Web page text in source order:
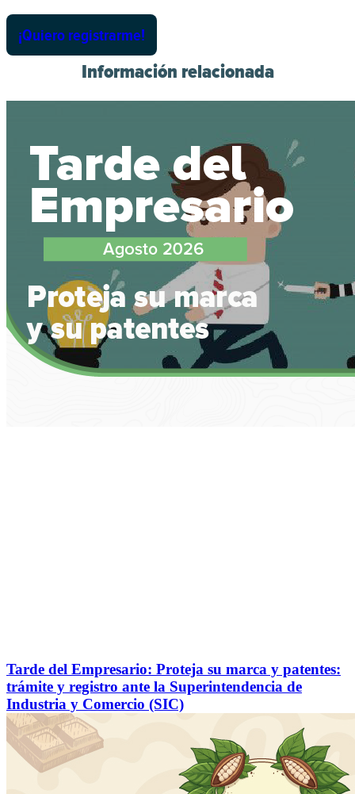
¡Quiero registrarme!
Información relacionada
Tarde del Empresario: Proteja su marca y patentes:
trámite y registro ante la Superintendencia de
Industria y Comercio (SIC)